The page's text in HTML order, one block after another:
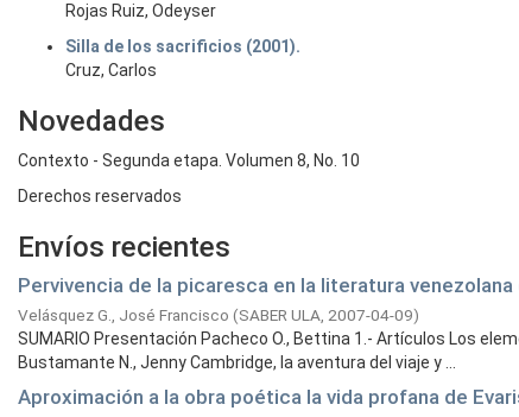
Rojas Ruiz, Odeyser
Silla de los sacrificios (2001).
Cruz, Carlos
Novedades
Contexto - Segunda etapa. Volumen 8, No. 10
Derechos reservados
Envíos recientes
Pervivencia de la picaresca en la literatura venezolana
Velásquez G., José Francisco (SABER ULA, 2007-04-09)
SUMARIO Presentación Pacheco O., Bettina 1.- Artículos Los
Bustamante N., Jenny Cambridge, la aventura del viaje y ...
Aproximación a la obra poética la vida profana de